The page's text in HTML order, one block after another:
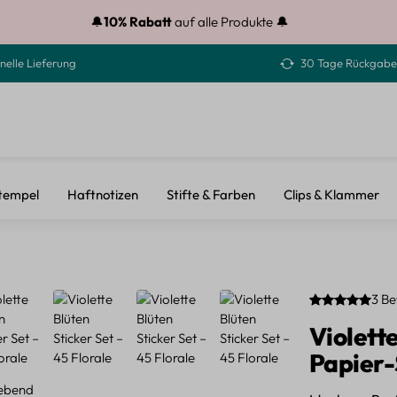
🔔10% Rabattauf alle Produkte 🔔
Lieferung 30 Tage
Haftnotizen Stifte & Farben Clips & Klammer
3